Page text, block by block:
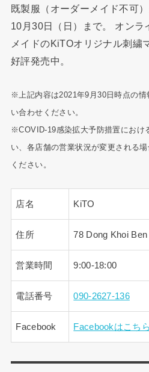
既製服（オーダーメイド不可
10月30日（日）まで。 オンラ
メイドのKiTOオリジナル刺繍
好評発売中。
※上記内容は2021年9月30日時点の情
い合わせください。
※COVID-19感染拡大予防措置におけ
い、各店舗の営業状況が変更される
ください。
店名 KiTO
住所 78 Dong Khoi
営業時間 9:00-18:00
電話番号 090-2627-136
Facebook Facebookはこちら